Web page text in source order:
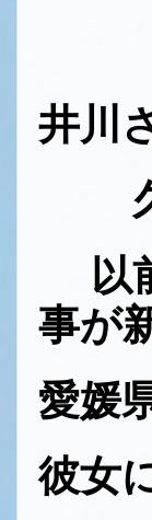
井川
久
以
事が
愛媛
彼女